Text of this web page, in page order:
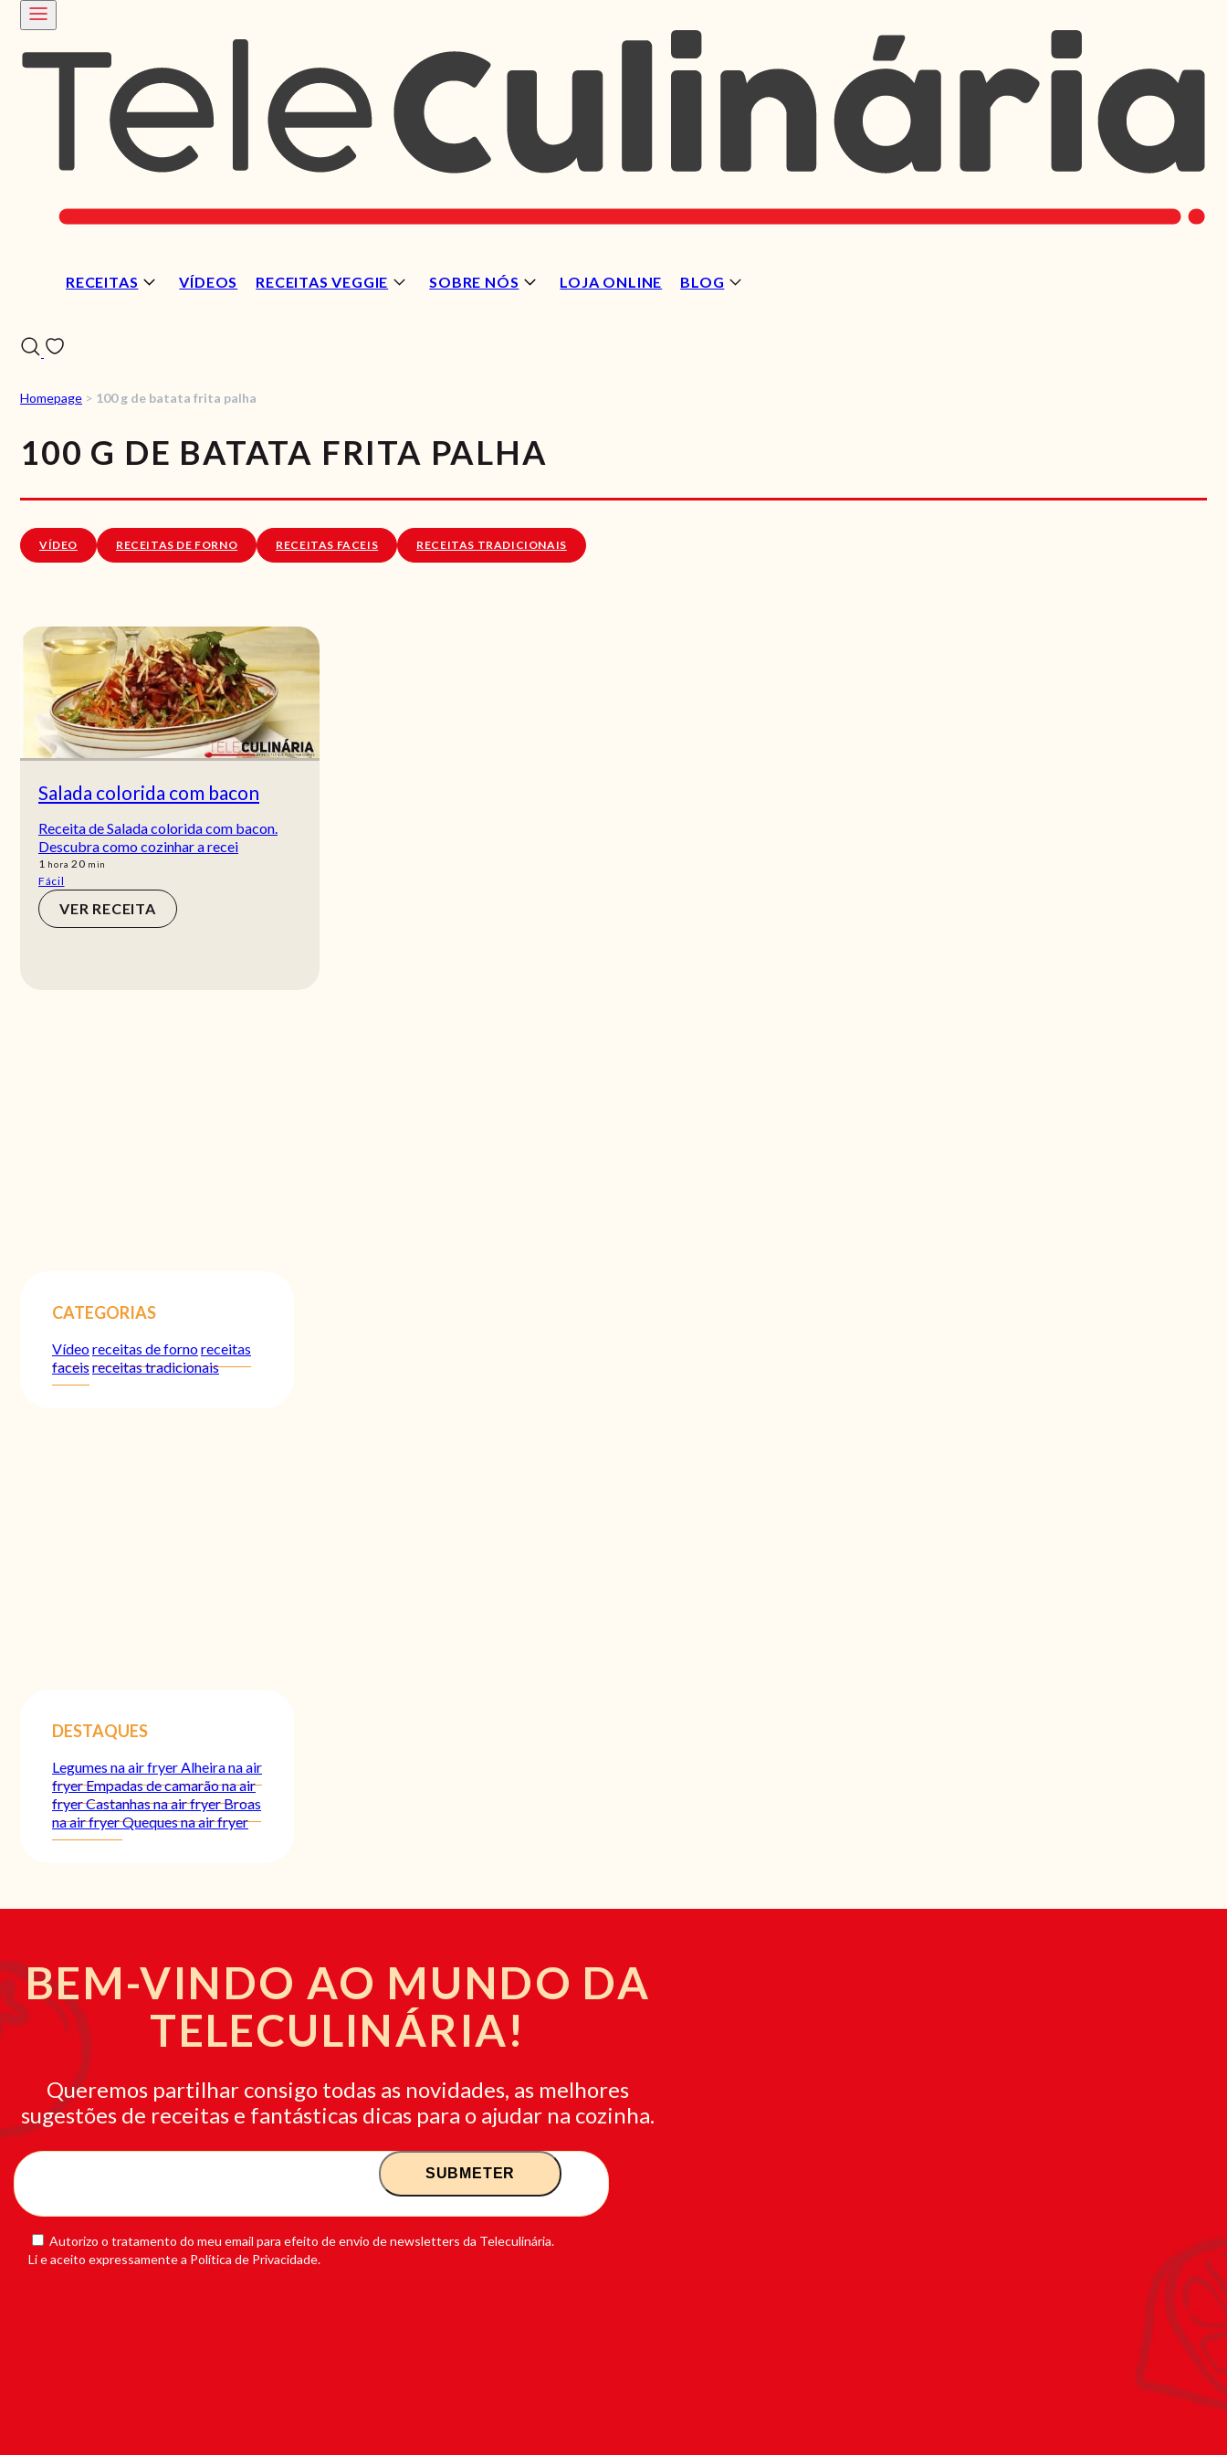
RECEITAS VÍDEOS RECEITAS VEGGIE SOBRE NÓS LOJA ONLINE BLOG
Homepage > 100 g de batata frita palha
100 G DE BATATA FRITA PALHA
VÍDEO RECEITAS DE FORNO RECEITAS FACEIS RECEITAS TRADICIONAIS
Salada colorida com bacon
Receita de Salada colorida com bacon.
Descubra como cozinhar a recei
1 hora
hora 20min
min
Fácil
VER RECEITA
CATEGORIAS
Vídeoreceitas de fornoreceitas
faceisreceitas tradicionais
DESTAQUES
Legumes na air fryerAlheira na air
fryerEmpadas de camarão na air
fryerCastanhas na air fryerBroas
na air fryerQueques na air fryer
BEM-VINDO AO MUNDO DA
TELECULINÁRIA!
Queremos partilhar consigo todas as novidades, as melhores
sugestões de receitas e fantásticas dicas para o ajudar na cozinha.
Autorizo o tratamento do meu email para efeito de envio de newsletters da Teleculinária.
Li e aceito expressamente a Política de Privacidade.